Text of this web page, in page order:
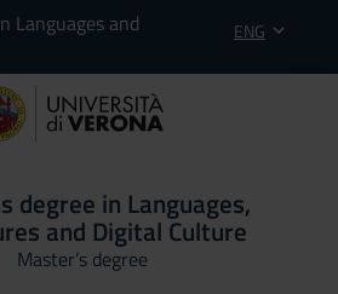
Languages and
ENG
degree in Languages,
and Digital Culture
Master’s degree